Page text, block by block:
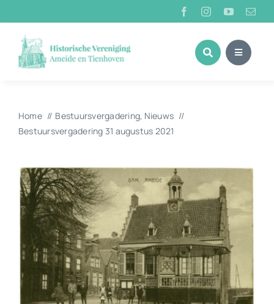
naar
inhoud
Home Bestuursvergadering Nieuws
Bestuursvergadering 31 augustus 2021